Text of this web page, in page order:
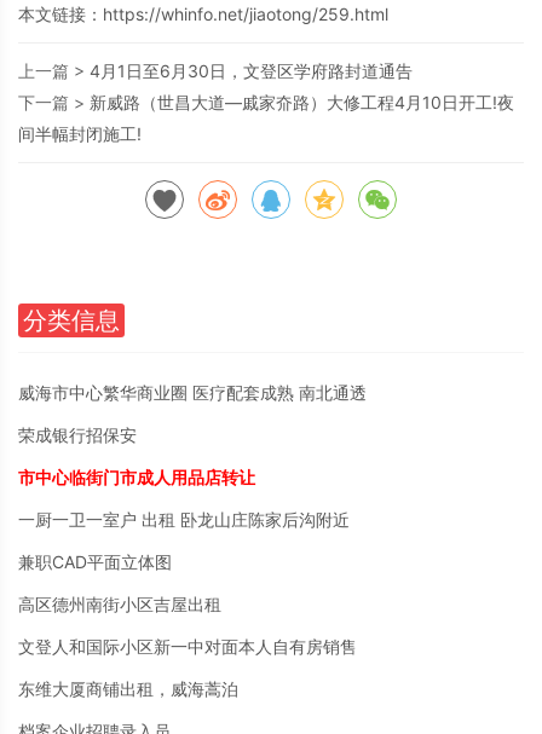
本文链接： https://whinfo.net/jiaotong/259.html
上一篇 > 4月1日至6月30日，文登区学府路封道通告
下一篇 > 新威路（世昌大道—戚家夼路）大修工程4月10日开工!夜
间半幅封闭施工!
分类信息
威海市中心繁华商业圈 医疗配套成熟 南北通透
荣成银行招保安
市中心临街门市成人用品店转让
一厨一卫一室户 出租 卧龙山庄陈家后沟附近
兼职CAD平面立体图
高区德州南街小区吉屋出租
文登人和国际小区新一中对面本人自有房销售
东维大厦商铺出租，威海蒿泊